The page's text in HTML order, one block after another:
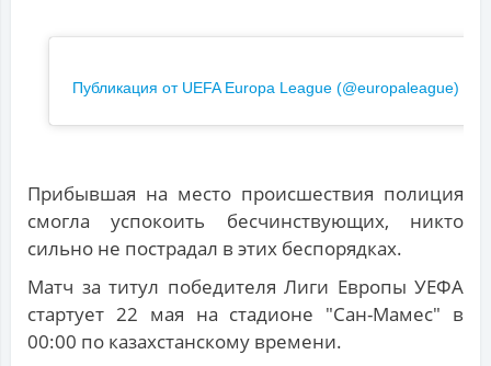
Публикация от UEFA Europa League (@europaleague)
Прибывшая на место происшествия полиция
смогла успокоить бесчинствующих, никто
сильно не пострадал в этих беспорядках.
Матч за титул победителя Лиги Европы УЕФА
стартует 22 мая на стадионе "Сан-Мамес" в
00:00 по казахстанскому времени.